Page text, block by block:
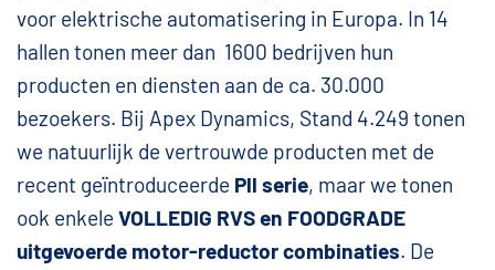
voor elektrische automatisering in Europa. In 14
hallen tonen meer dan 1600 bedrijven hun
producten en diensten aan de ca. 30.000
bezoekers. Bij Apex Dynamics, Stand 4.249 tonen
we natuurlijk de vertrouwde producten met de
recent geïntroduceerde Pll serie, maar we tonen
ook enkele VOLLEDIG RVS en FOODGRADE
uitgevoerde motor-reductor combinaties. De